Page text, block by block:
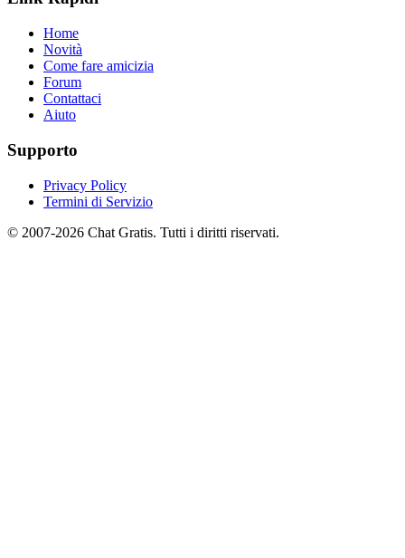
Home
Novità
Come fare amicizia
Forum
Contattaci
Aiuto
Supporto
Privacy Policy
Termini di Servizio
© 2007-2026 Chat Gratis. Tutti i diritti riservati.